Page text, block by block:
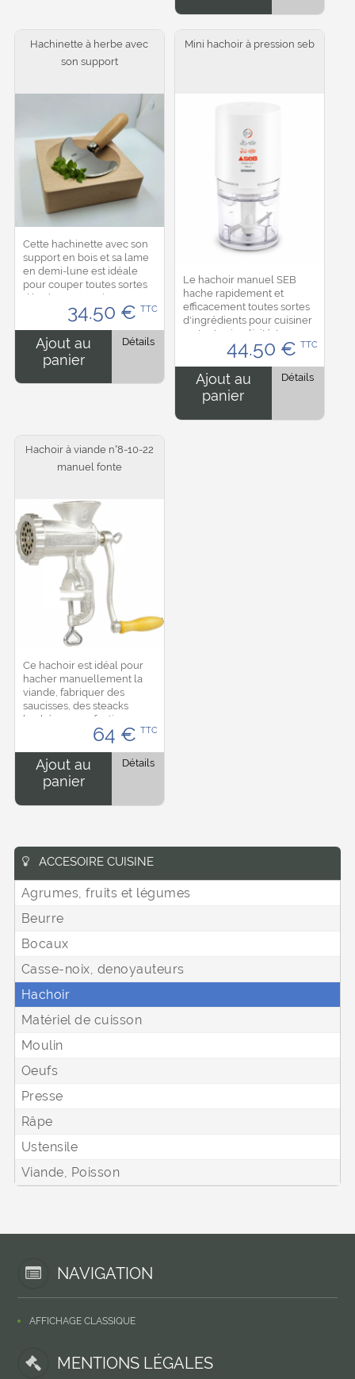
Hachinette à herbe avec
son support
Cette hachinette avec son
support en bois et sa lame
en demi-lune est idéale
pour couper toutes sortes
d'herbes aromatiques. La
lame est en inox.
Dimension : support en bois
carrée de 13 cm, 10 cm...
34.50 € TTC
Ajout au
panier
Détails
Mini hachoir à pression seb
Le hachoir manuel SEB
hache rapidement et
efficacement toutes sortes
d'ingrédients pour cuisiner
en toute simplicité. Les
lames rotatives agissent
comme un mécanisme de
nettoyage en détachant...
44.50 € TTC
Ajout au
panier
Détails
Hachoir à viande n°8-10-22
manuel fonte
Ce hachoir est idéal pour
hacher manuellement la
viande, fabriquer des
saucisses, des steacks
hachés ou confectionner
des patés à la maison
Fixation serre joint sur tout
support plat, peu...
64 € TTC
Ajout au
panier
Détails
ACCESOIRE CUISINE
Agrumes, fruits et légumes
Beurre
Bocaux
Casse-noix, denoyauteurs
Hachoir
Matériel de cuisson
Moulin
Oeufs
Presse
Râpe
Ustensile
Viande, Poisson
NAVIGATION
AFFICHAGE CLASSIQUE
MENTIONS LÉGALES